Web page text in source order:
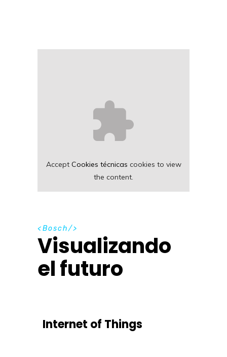
Accept Cookies técnicas cookies to view
the content.
Bosch
Visualizando
el futuro
Internet of Things